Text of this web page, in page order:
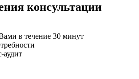
консультации
в течение 30 минут
аудит